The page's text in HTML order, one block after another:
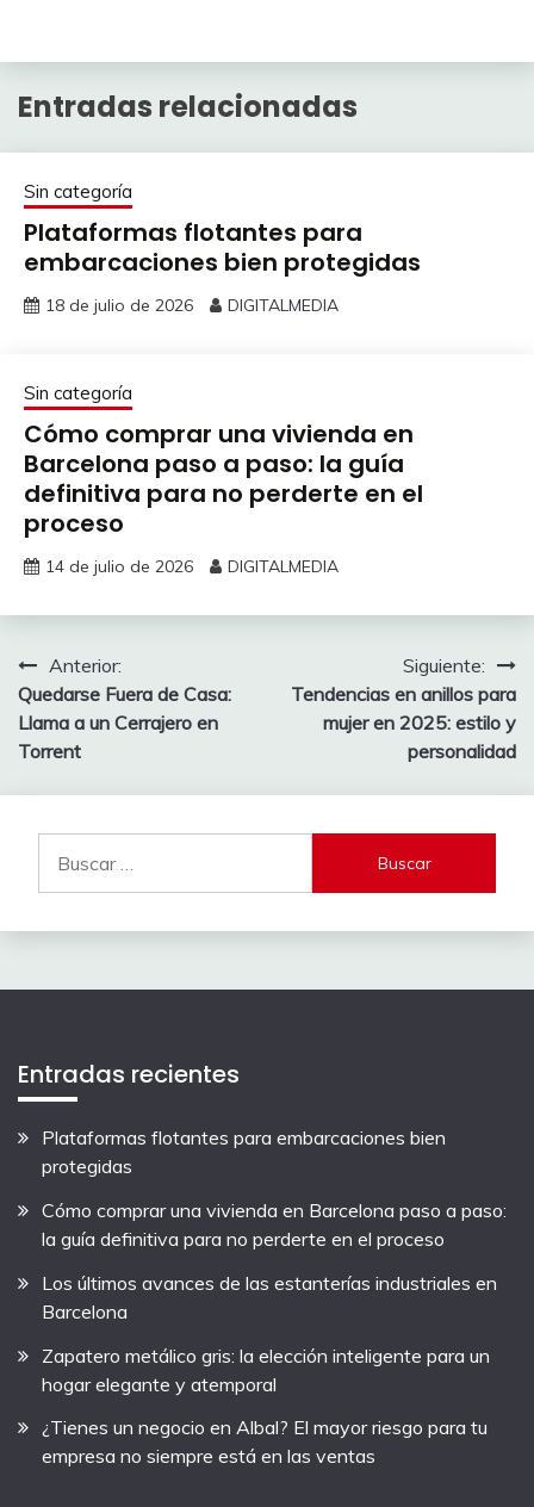
Entradas relacionadas
Sin categoría
Plataformas flotantes para
embarcaciones bien protegidas
18 de julio de 2026 DIGITALMEDIA
Sin categoría
Cómo comprar una vivienda en
Barcelona paso a paso: la guía
definitiva para no perderte en el
proceso
14 de julio de 2026 DIGITALMEDIA
Navegación
de
entradas
Anterior:
Quedarse Fuera de Casa:
Llama a un Cerrajero en
Torrent
Siguiente:
Tendencias en anillos para
mujer en 2025: estilo y
personalidad
Entradas recientes
Plataformas flotantes para embarcaciones bien
protegidas
Cómo comprar una vivienda en Barcelona paso a paso:
la guía definitiva para no perderte en el proceso
Los últimos avances de las estanterías industriales en
Barcelona
Zapatero metálico gris: la elección inteligente para un
hogar elegante y atemporal
¿Tienes un negocio en Albal? El mayor riesgo para tu
empresa no siempre está en las ventas